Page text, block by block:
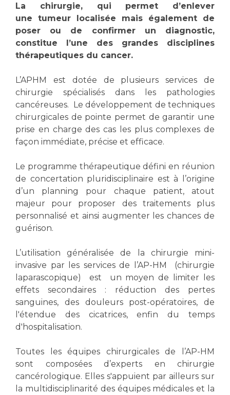
Vous avez une analyse à réaliser
Vous venez en consultation
myaphm, votre espace santé en ligne
Infos COVID-19
Vivre ensemble à l'hôpital
Culture à l'hôpital
Laïcité et cultes
Les associations
Livret d'accueil
Salon des familles
Transports sanitaires
Vos droits, vos devoirs
Handi 13
Pôle Médecine Physique et Réadaptation
Accueil sourds et malentendants
Charte Romain Jacob
Mouvement Parcours Handicap 13
Activité physique
Espace Formation
Étudiants hospitaliers
Emplois techniques et médico-techniques
Emplois divers
Statuts
Stages paramédicaux
Chercheurs
La recherche clinique à l'AP-HM
Les structures de recherche
Écoles et Instituts de Formation
Plateforme des internes
Professionnels de santé
Adresser un patient
Réseaux de soins
Adresser un examen au Laboratoire de Biologie
Médicale
Radiologie / Imagerie
Cancérologie
La chirurgie, qui permet d’enlever
une tumeur localisée mais également de
poser ou de confirmer un diagnostic,
constitue l’une des grandes disciplines
thérapeutiques du cancer.
L’APHM est dotée de plusieurs services de
chirurgie spécialisés dans les pathologies
cancéreuses. Le développement de techniques
chirurgicales de pointe permet de garantir une
prise en charge des cas les plus complexes de
façon immédiate, précise et efficace.
Le programme thérapeutique défini en réunion
de concertation pluridisciplinaire est à l’origine
d’un planning pour chaque patient, atout
majeur pour proposer des traitements plus
personnalisé et ainsi augmenter les chances de
guérison.
L’utilisation généralisée de la chirurgie mini-
invasive par les services de l’AP-HM (chirurgie
laparascopique) est un moyen de limiter les
effets secondaires : réduction des pertes
sanguines, des douleurs post-opératoires, de
l'étendue des cicatrices, enfin du temps
d'hospitalisation.
Toutes les équipes chirurgicales de l’AP-HM
sont composées d’experts en chirurgie
cancérologique. Elles s'appuient par ailleurs sur
la multidisciplinarité des équipes médicales et la